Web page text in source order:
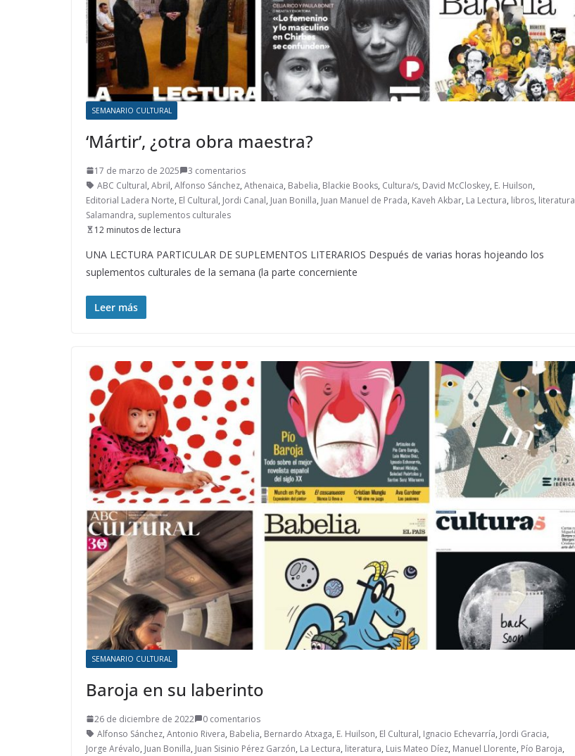
SEMANARIO CULTURAL
‘Mártir’, ¿otra obra maestra?
17 de marzo de 2025
3 comentarios
ABC Cultural, Abril, Alfonso Sánchez, Athenaica, Babelia, Blackie Books, Cultura/s, David McCloskey, E. Huilson,
Editorial Ladera Norte, El Cultural, Jordi Canal, Juan Bonilla, Juan Manuel de Prada, Kaveh Akbar, La Lectura, libros, literatura
Salamandra, suplementos culturales
12 minutos de lectura
UNA LECTURA PARTICULAR DE SUPLEMENTOS LITERARIOS Después de varias horas hojeando los
suplementos culturales de la semana (la parte concerniente
Leer más
SEMANARIO CULTURAL
Baroja en su laberinto
26 de diciembre de 2022
0 comentarios
Alfonso Sánchez, Antonio Rivera, Babelia, Bernardo Atxaga, E. Huilson, El Cultural, Ignacio Echevarría, Jordi Gracia,
Jorge Arévalo, Juan Bonilla, Juan Sisinio Pérez Garzón, La Lectura, literatura, Luis Mateo Díez, Manuel Llorente, Pío Baroja,